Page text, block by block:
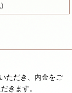
ただき、内金をご
きます。